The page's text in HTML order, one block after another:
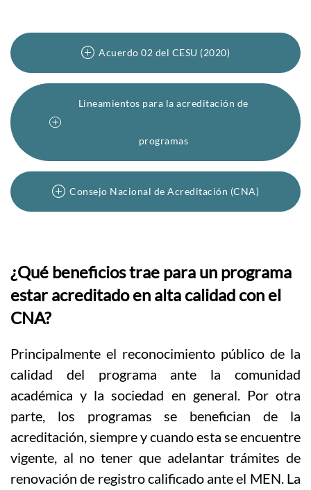
Acuerdo 02 del CESU (2020)
Lineamientos para la acreditación de
programas
Consejo Nacional de Acreditación (CNA)
¿Qué beneficios trae para un programa
estar acreditado en alta calidad con el
CNA?
Principalmente el reconocimiento público de la
calidad del programa ante la comunidad
académica y la sociedad en general. Por otra
parte, los programas se benefician de la
acreditación, siempre y cuando esta se encuentre
vigente, al no tener que adelantar trámites de
renovación de registro calificado ante el MEN. La